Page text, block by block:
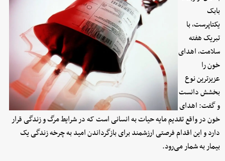
بابک
یکتاپرست، با
تبریک هفته
سلامت، اهدای
خون را
عزیزترین نوع
بخشش دانست
و گفت: اهدای
خون در واقع تقدیم مایه حیات به انسانی است که در شرایط مرگ و زندگی قرار
دارد و این اقدام فرصتی ارزشمند برای بازگرداندن امید به چرخه زندگی یک
بیمار به شمار می‌رود.